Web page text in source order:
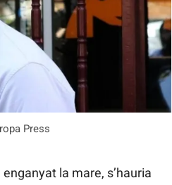
Press
la mare, s’hauria